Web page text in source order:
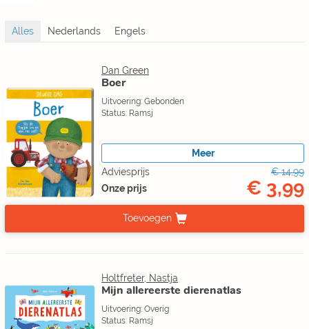
Dan Green
Boer
Uitvoering: Gebonden
Status: Ramsj
Meer
Adviesprijs
€ 14,99
Onze prijs
€ 3,99
Toevoegen
Holtfreter, Nastja
Mijn allereerste dierenatlas
Uitvoering: Overig
Status: Ramsj